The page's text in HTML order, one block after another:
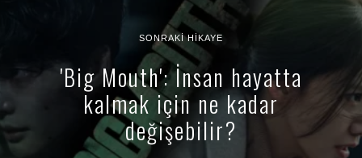
SONRAKI HIKAYE
'Big Mouth': İnsan hayatta
kalmak için ne kadar
değişebilir?